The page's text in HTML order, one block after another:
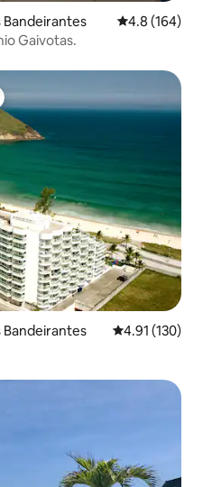
Calificación
4.8 (164)
Gaivotas.
Calificación
4.91 (130)